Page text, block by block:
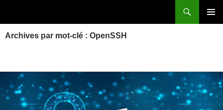
Archives par mot-clé : OpenSSH